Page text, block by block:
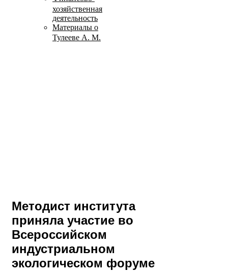
хозяйственная
деятельность
Материалы о
Тулееве А. М.
Методист института
приняла участие во
Всероссийском
индустриальном
экологическом форуме